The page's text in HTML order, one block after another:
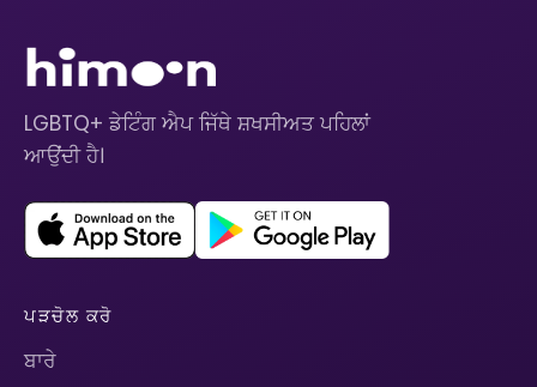
LGBTQ+ ਡੇਟਿੰਗ ਐਪ ਜਿੱਥੇ ਸ਼ਖਸੀਅਤ ਪਹਿਲਾਂ
ਆਉਂਦੀ ਹੈ।
ਪੜਚੋਲ ਕਰੋ
ਬਾਰੇ